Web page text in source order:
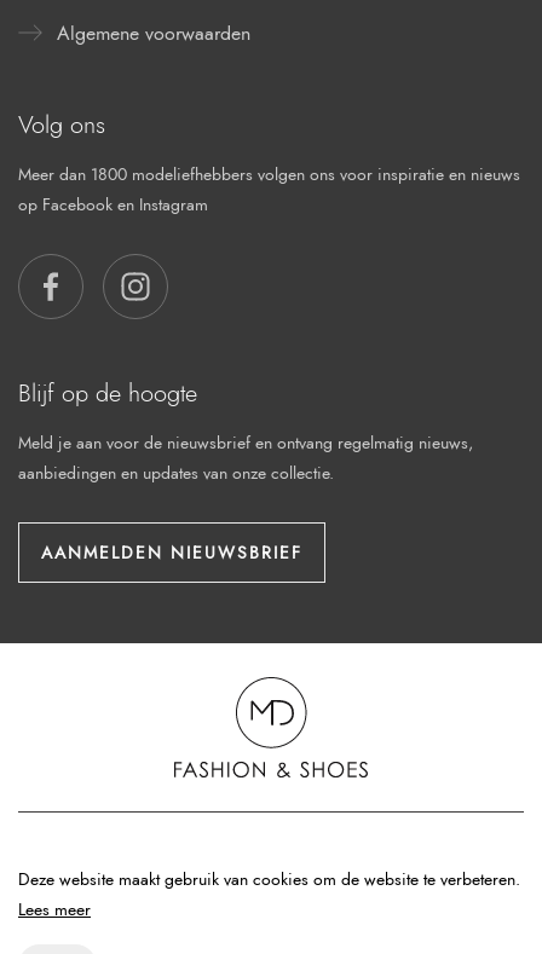
Deze website maakt gebruik van cookies om de website te verbeteren.
Lees meer
Algemene voorwaarden
Volg ons
Meer dan 1800 modeliefhebbers volgen ons voor inspiratie en nieuws
op Facebook en Instagram
FACEBOOKINSTAGRAM
Blijf op de hoogte
Meld je aan voor de nieuwsbrief en ontvang regelmatig nieuws,
aanbiedingen en updates van onze collectie.
AANMELDEN NIEUWSBRIEF
Privacy policy